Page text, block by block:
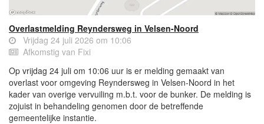
Overlastmelding Reyndersweg in Velsen-Noord
Vrijdag 24 juli 2026 om 10:06
Afkomstig van Fixi
Op vrijdag 24 juli om 10:06 uur is er melding gemaakt van
overlast voor omgeving Reyndersweg in Velsen-Noord in het
kader van overige vervuiling m.b.t. voor de bunker. De melding is
zojuist in behandeling genomen door de betreffende
gemeentelijke instantie.